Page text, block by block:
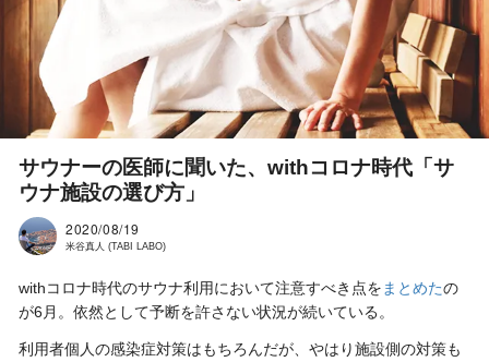
サウナーの医師に聞いた、withコロナ時代「サ
ウナ施設の選び方」
2020/08/19
米谷真人 (TABI LABO)
withコロナ時代のサウナ利用において注意すべき点をまとめたの
が6月。依然として予断を許さない状況が続いている。
利用者個人の感染症対策はもちろんだが、やはり施設側の対策も